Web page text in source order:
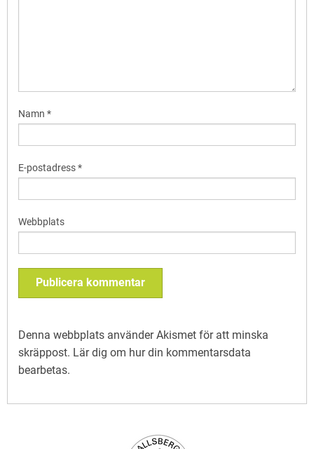
Namn *
E-postadress*
Webbplats
Denna webbplats använder Akismet för att minska
skräppost. Lär dig om hur din kommentarsdata
bearbetas.